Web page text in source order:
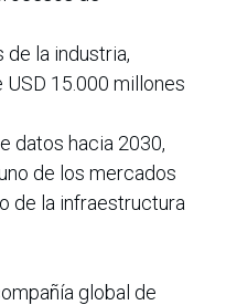
la industria,
15.000 millones
datos hacia 2030,
de los mercados
de la infraestructura
global de